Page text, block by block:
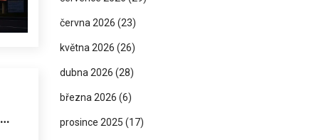
června 2026 (23)
května 2026 (26)
dubna 2026 (28)
března 2026 (6)
prosince 2025 (17)